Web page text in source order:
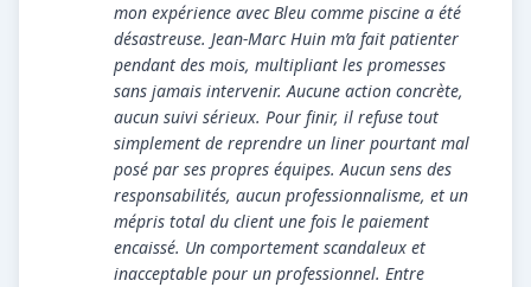
mon expérience avec Bleu comme piscine a été
désastreuse. Jean-Marc Huin m’a fait patienter
pendant des mois, multipliant les promesses
sans jamais intervenir. Aucune action concrète,
aucun suivi sérieux. Pour finir, il refuse tout
simplement de reprendre un liner pourtant mal
posé par ses propres équipes. Aucun sens des
responsabilités, aucun professionnalisme, et un
mépris total du client une fois le paiement
encaissé. Un comportement scandaleux et
inacceptable pour un professionnel. Entre